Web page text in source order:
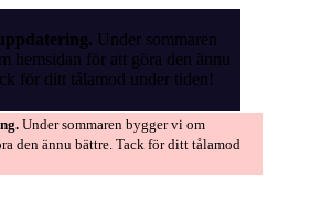
Under sommaren
hemsidan för att göra den ännu
för ditt tålamod under tiden!
Under sommaren bygger vi om
den ännu bättre. Tack för ditt tålamod